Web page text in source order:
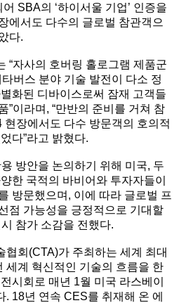
SBA의 ‘하이서울 기업’ 인증을
에서도 다수의 글로벌 참관객으
다.
“자사의 호버링 홀로그램 제품군
버스 분야 기술 발전이 다소 정
화된 디바이스로써 잠재 고객들
”이라며, “만반의 준비를 거쳐 참
현장에서도 다수 방문객의 호의적
다”라고 밝혔다.
방안을 논의하기 위해 미국, 두
한 국적의 바비어와 투자자들이
방문했으며, 이에 따라 글로벌 프
점 가능성을 긍정적으로 기대할
참가 소감을 전했다.
협회(CTA)가 주최하는 세계 최대
세계 혁신적인 기술의 흐름을 한
시회로 매년 1월 미국 라스베이
. 18년 연속 CES를 취재해 온 에